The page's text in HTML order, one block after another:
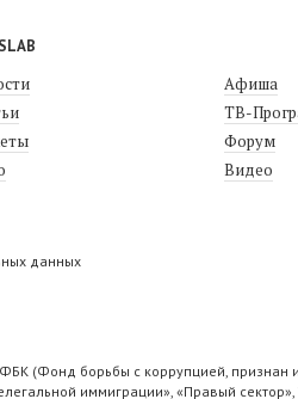
Афиша
ТВ-
Форум
Видео
данных
(Фонд борьбы с коррупцией, признан
иммиграции», «Правый